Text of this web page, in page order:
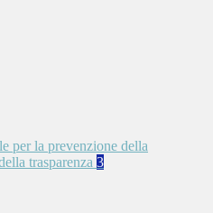
per la prevenzione della
trasparenza 3